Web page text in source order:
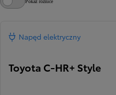
Napęd elektryczny
Toyota C-HR+ Style